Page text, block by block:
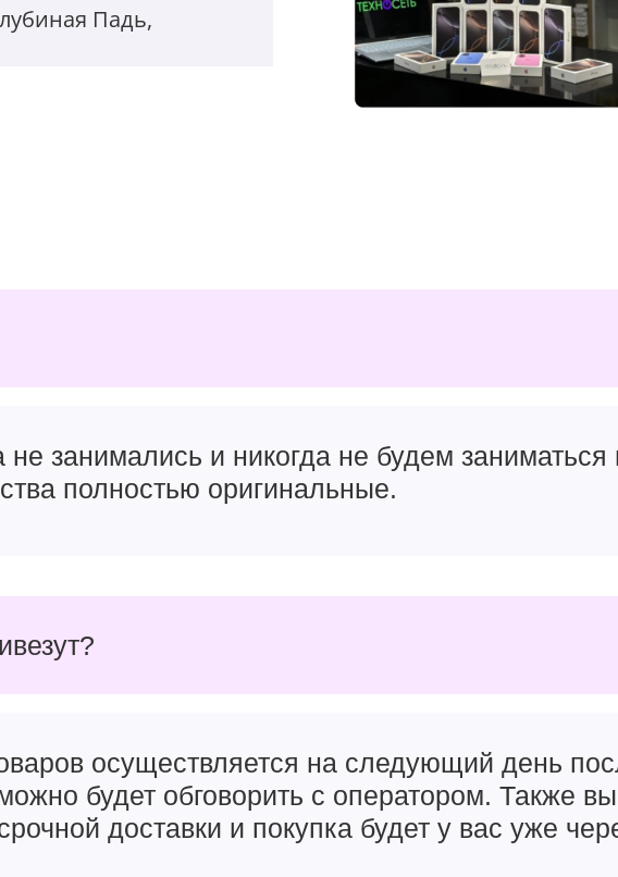
дала. Рискну предположить, что продажи iPhone 16 Pro будут
золотой цвет и на этом всё. Те же привычныетри камеры
2024
Падь,
занимались и никогда не будем
полностью оригинальные.
осуществляется на следующий день
будет обговорить с оператором. Также
доставки и покупка будет у вас уже